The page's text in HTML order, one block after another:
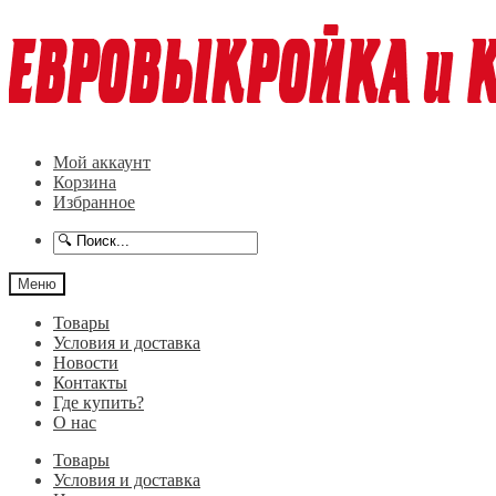
к
навигации
к
содержимому
Мой аккаунт
Корзина
Избранное
Меню
Товары
Условия и доставка
Новости
Контакты
Где купить?
О нас
Товары
Условия и доставка